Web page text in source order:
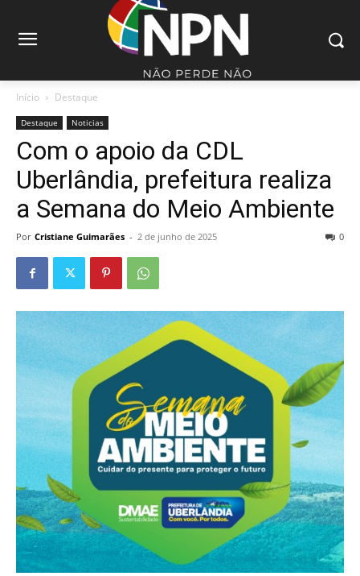
Início Destaque
Destaque Noticias
Com o apoio da CDL
Uberlândia, prefeitura realiza
a Semana do Meio Ambiente
Por Cristiane Guimarães - 2 de junho de 2025 0